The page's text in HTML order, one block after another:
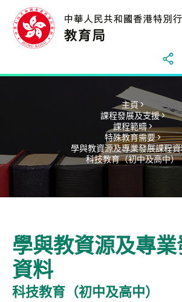
主頁 >
課程發展及支援 >
課程範疇 >
特殊教育需要 >
學與教資源及專業發展課程資
科技教育（初中及高中）
學與教資源及專
資料
科技教育（初中及高中）